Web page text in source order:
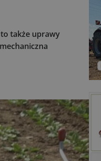
także uprawy